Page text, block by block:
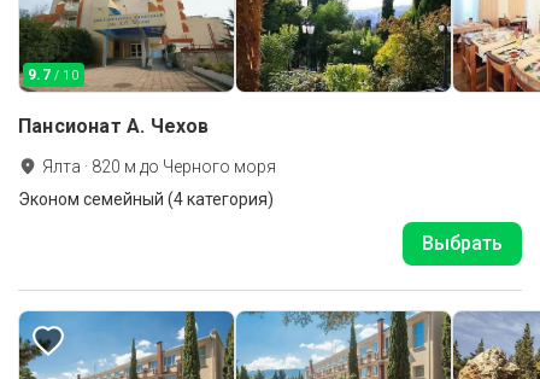
9.7 / 10
Пансионат А. Чехов
Ялта · 820 м до Черного моря
Эконом семейный (4 категория)
Выбрать